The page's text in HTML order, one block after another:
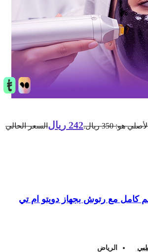
ريال. 242 ريال السعر الحالي
مع رتوش بجهاز دويتو ام تي
الرياض